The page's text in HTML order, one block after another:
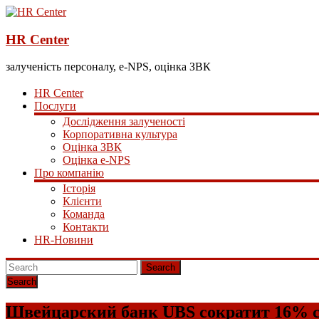
HR Center
залученість персоналу, e-NPS, оцінка ЗВК
HR Center
Послуги
Дослідження залученості
Корпоративна культура
Оцінка ЗВК
Оцінка e-NPS
Про компанію
Історія
Клієнти
Команда
Контакти
HR-Новини
Search
Швейцарский банк UBS сократит 16%